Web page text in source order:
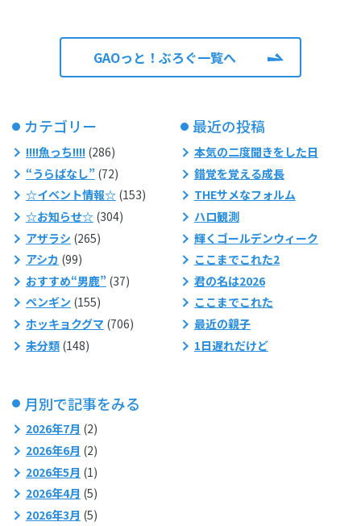
GAOっと！ぶろぐ一覧へ
カテゴリー
!!!!魚っち!!!!(286)
“うらばなし”(72)
☆イベント情報☆(153)
☆お知らせ☆(304)
アザラシ (265)
アシカ (99)
おすすめ“男鹿”(37)
ペンギン (155)
ホッキョクグマ (706)
未分類(148)
最近の投稿
本気の二度聞きをした日
錯覚を覚える成長
THEサメなフォルム
ハロ観測
輝くゴールデンウィーク
ここまでこれた2
君の名は2026
ここまでこれた
最近の親子
1日遅れだけど
月別で記事をみる
2026年7月 (2)
2026年6月 (2)
2026年5月 (1)
2026年4月 (5)
2026年3月 (5)